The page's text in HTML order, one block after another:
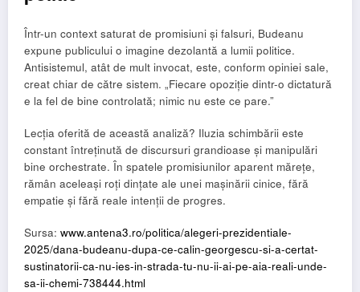
Într-un context saturat de promisiuni și falsuri, Budeanu
expune publicului o imagine dezolantă a lumii politice.
Antisistemul, atât de mult invocat, este, conform opiniei sale,
creat chiar de către sistem. „Fiecare opoziție dintr-o dictatură
e la fel de bine controlată; nimic nu este ce pare.”
Lecția oferită de această analiză? Iluzia schimbării este
constant întreținută de discursuri grandioase și manipulări
bine orchestrate. În spatele promisiunilor aparent mărețe,
rămân aceleași roți dințate ale unei mașinării cinice, fără
empatie și fără reale intenții de progres.
Sursa: www.antena3.ro/politica/alegeri-prezidentiale-
2025/dana-budeanu-dupa-ce-calin-georgescu-si-a-certat-
sustinatorii-ca-nu-ies-in-strada-tu-nu-ii-ai-pe-aia-reali-unde-
sa-ii-chemi-738444.html